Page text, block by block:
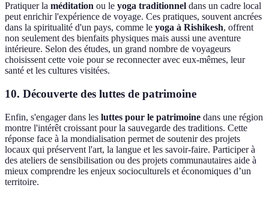
Pratiquer la méditation ou le yoga traditionnel dans un cadre local
peut enrichir l'expérience de voyage. Ces pratiques, souvent ancrées
dans la spiritualité d'un pays, comme le yoga à Rishikesh, offrent
non seulement des bienfaits physiques mais aussi une aventure
intérieure. Selon des études, un grand nombre de voyageurs
choisissent cette voie pour se reconnecter avec eux-mêmes, leur
santé et les cultures visitées.
10. Découverte des luttes de patrimoine
Enfin, s'engager dans les luttes pour le patrimoine dans une région
montre l'intérêt croissant pour la sauvegarde des traditions. Cette
réponse face à la mondialisation permet de soutenir des projets
locaux qui préservent l'art, la langue et les savoir-faire. Participer à
des ateliers de sensibilisation ou des projets communautaires aide à
mieux comprendre les enjeux socioculturels et économiques d’un
territoire.